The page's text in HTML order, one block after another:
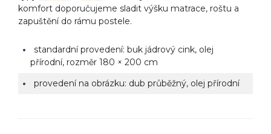
komfort doporučujeme sladit výšku matrace, roštu a
zapuštění do rámu postele.
standardní provedení: buk jádrový cink, olej
přírodní, rozměr 180 × 200 cm
provedení na obrázku: dub průběžný, olej přírodní